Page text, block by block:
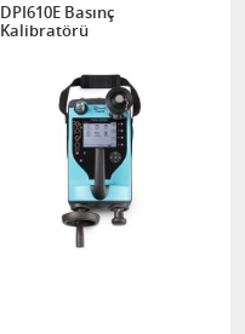
DPI610E Basınç
Kalibratörü